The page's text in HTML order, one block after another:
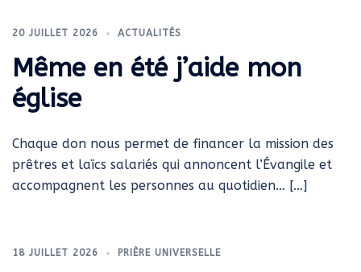
20 JUILLET 2026 ACTUALITÉS
Même en été j’aide mon
église
Chaque don nous permet de financer la mission des
prêtres et laïcs salariés qui annoncent l’Évangile et
accompagnent les personnes au quotidien… […]
18 JUILLET 2026 PRIÈRE UNIVERSELLE